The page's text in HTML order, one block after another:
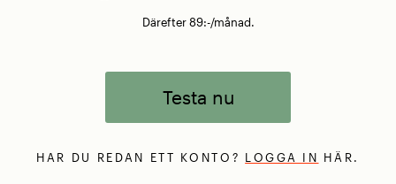
Därefter 89:-/månad.
Testa nu
HAR DU REDAN ETT KONTO? LOGGA IN HÄR.